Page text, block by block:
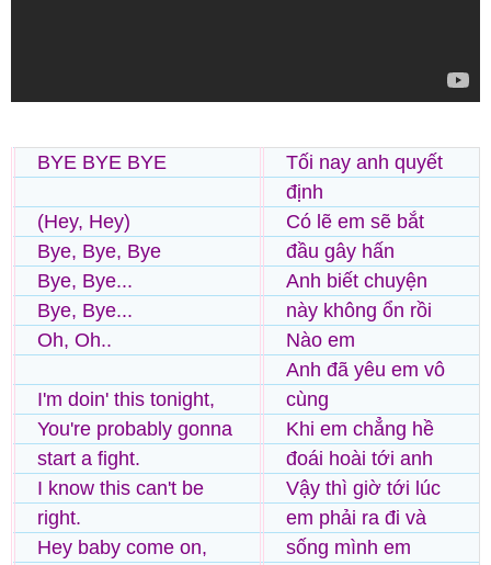
BYE BYE BYE
(Hey, Hey)
Bye, Bye, Bye
Bye, Bye...
Bye, Bye...
Oh, Oh..
I'm doin' this tonight,
You're probably gonna
start a fight.
I know this can't be
right.
Hey baby come on,
Tối nay anh quyết
định
Có lẽ em sẽ bắt
đầu gây hấn
Anh biết chuyện
này không ổn rồi
Nào em
Anh đã yêu em vô
cùng
Khi em chẳng hề
đoái hoài tới anh
Vậy thì giờ tới lúc
em phải ra đi và
sống mình em